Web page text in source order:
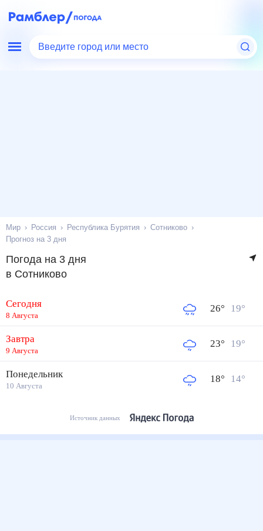
Введите город или место
Мир Россия Республика Бурятия
Сотниково
Прогноз на 3 дня
Погода на 3 дня
в Сотниково
Сегодня
8 Августа
26° 19°
Завтра
9 Августа
23° 19°
Понедельник
10 Августа
18° 14°
Источник данных